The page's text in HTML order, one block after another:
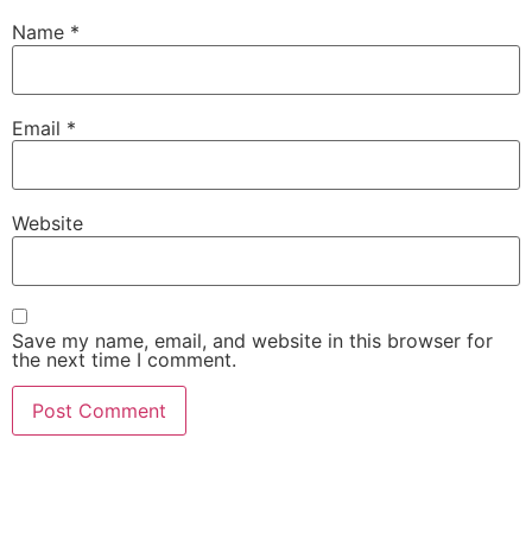
Name *
Email *
Website
Save my name, email, and website in this browser for
the next time I comment.